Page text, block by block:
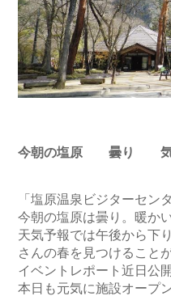
今朝の塩原 曇り 気
「塩原温泉ビジターセン
今朝の塩原は曇り。暖か
天気予報では午後から下
さんの春を見つけること
イベントレポート近日公
本日も元気に施設オープ